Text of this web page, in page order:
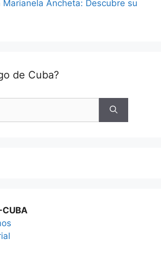
Marianela Ancheta: Descubre su
de Cuba?